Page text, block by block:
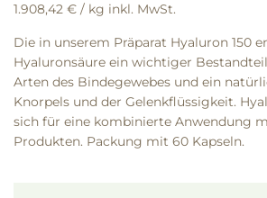
1.908,42 € / kg inkl. MwSt.
Die in unserem Präparat Hyaluron 150
Hyaluronsäure ein wichtiger
Arten des Bindegewebes und ein
Knorpels und der Gelenkflüssigkeit.
sich für eine kombinierte Anwendung
Produkten. Packung mit 60 Kapseln.